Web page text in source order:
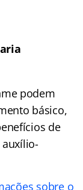
podem
básico,
de
sobre o